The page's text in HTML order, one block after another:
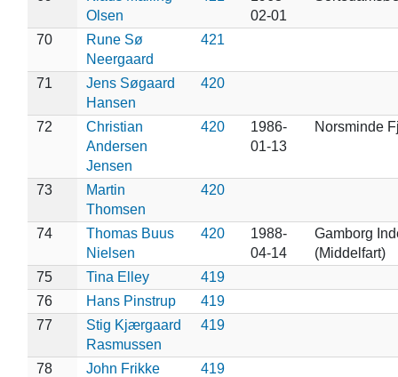
Olsen
02-01
70
Rune Sø
Neergaard
421
71
Jens Søgaard
Hansen
420
72
Christian
Andersen
Jensen
420
1986-
01-13
Norsminde
73
Martin
Thomsen
420
74
Thomas Buus
Nielsen
420
1988-
04-14
Gamborg
(Middelfart)
75
Tina Elley
419
76
Hans Pinstrup
419
77
Stig Kjærgaard
Rasmussen
419
78 John Frikke
419